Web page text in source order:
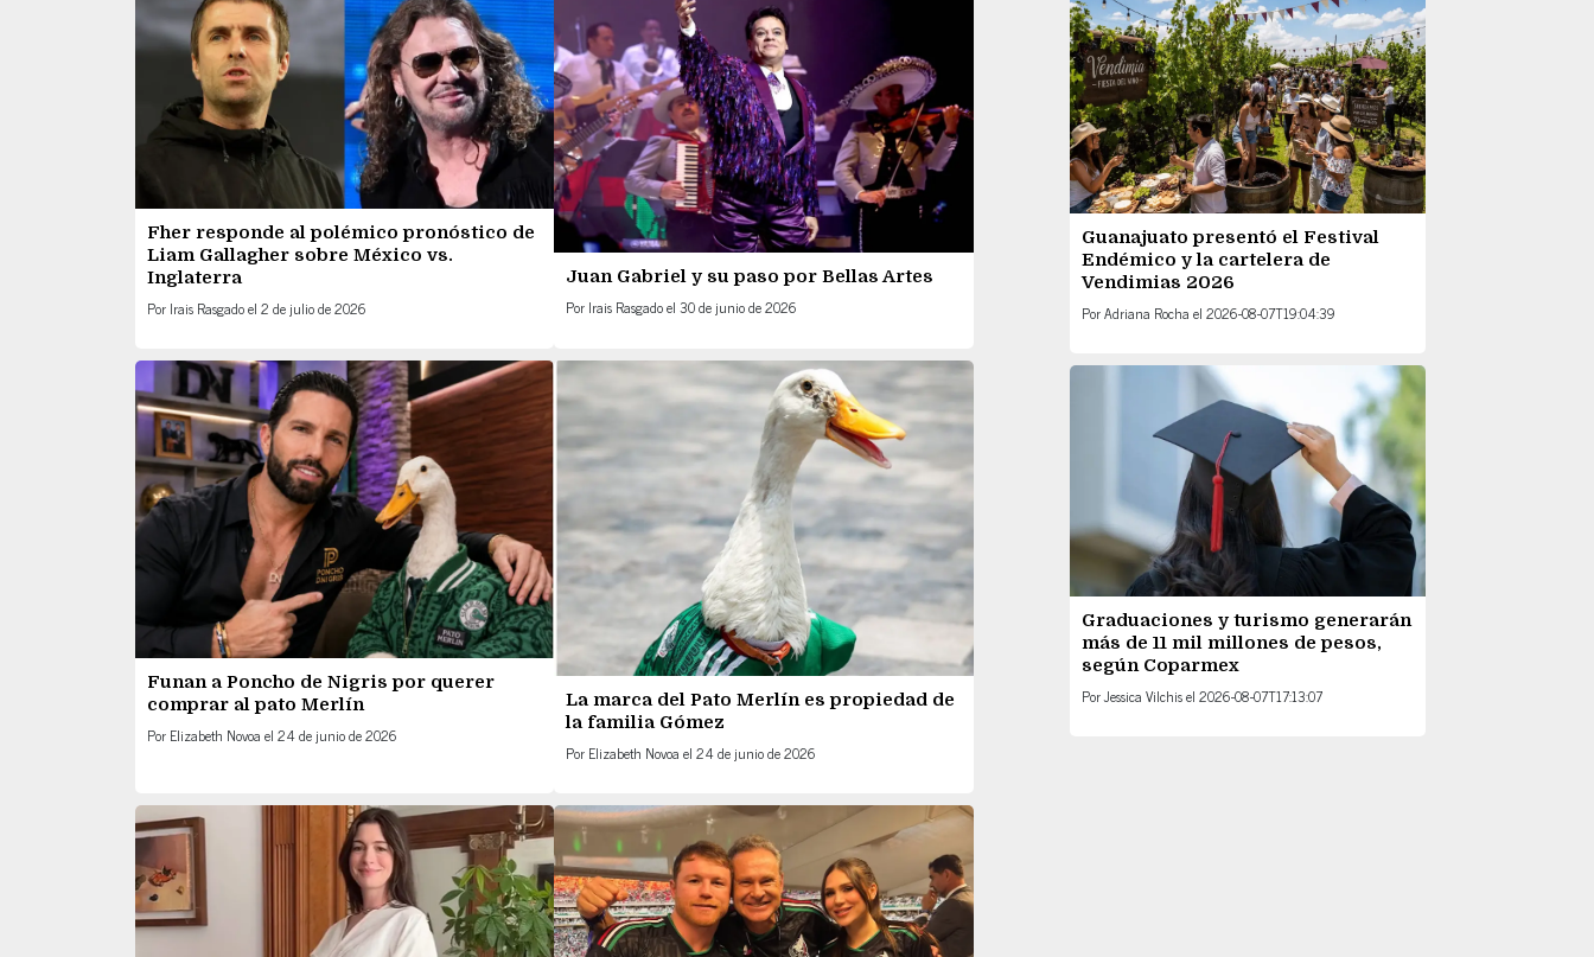
Fher responde al polémico pronóstico de
Liam Gallagher sobre México vs.
Inglaterra
Por Irais Rasgadoel 2 de julio de 2026
Juan Gabriel y su paso por Bellas Artes
Por Irais Rasgadoel30 de junio de 2026
Funan a Poncho de Nigris por querer
comprar al pato Merlín
Por Elizabeth Novoa el 24 de junio de 2026
La marca del Pato Merlín es propiedad de
la familia Gómez
Por Elizabeth Novoa el24 de junio de 2026
Guanajuato presentó el Festival
Endémico y la cartelera de
Vendimias 2026
PorAdriana Rocha el 2026-08-07T19:04:39
Graduaciones y turismo generarán
más de 11 mil millones de pesos,
según Coparmex
PorJessica Vilchisel 2026-08-07T17:13:07